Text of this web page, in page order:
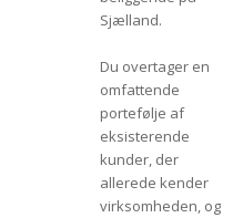
Sjælland.
Du overtager en
omfattende
portefølje af
eksisterende
kunder, der
allerede kender
virksomheden, og